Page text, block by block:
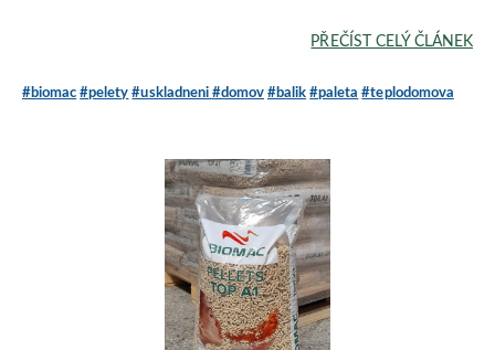
PŘEČÍST CELÝ ČLÁNEK
#biomac #pelety #uskladneni #domov #balik #paleta #teplodomova